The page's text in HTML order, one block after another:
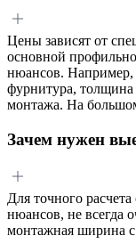
Цены зависят от
основной
нюансов. Например,
фурнитура, толщина
монтажа. На
Зачем нужен
Для точного
нюансов, не всегда
монтажная ширина с